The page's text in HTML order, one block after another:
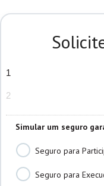
1
2
Simular um seguro
Seguro para
Seguro para